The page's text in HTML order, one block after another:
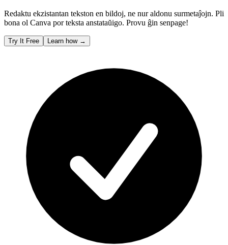
Redaktu ekzistantan tekston en bildoj, ne nur aldonu surmetaĵojn. Pli
bona ol Canva por teksta anstataŭigo. Provu ĝin senpage!
Try It Free Learn how →